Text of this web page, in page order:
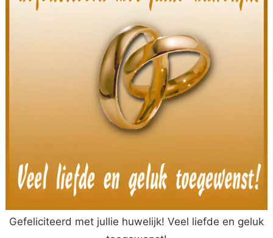
Gefeliciteerd met jullie huwelijk! Veel liefde en geluk